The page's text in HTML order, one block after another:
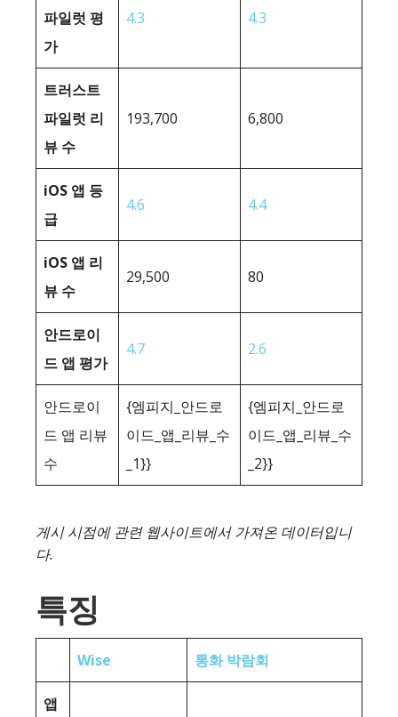
파일럿 평
가
4.3 4.3
트러스트
파일럿 리
뷰 수
193,700 6,800
iOS 앱 등
급
4.6 4.4
iOS 앱 리
뷰 수
29,500 80
안드로이
드 앱 평가
4.7 2.6
안드로이
드 앱 리뷰
수
{엠피지_안드로
이드_앱_리뷰_수
_1}}
{엠피지_안드로
이드_앱_리뷰_수
_2}}
게시 시점에 관련 웹사이트에서 가져온 데이터입니
다.
특징
Wise 통화 박람회
앱